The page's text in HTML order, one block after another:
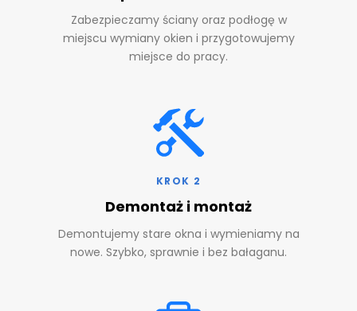
Zabezpieczamy ściany oraz podłogę w
miejscu wymiany okien i przygotowujemy
miejsce do pracy.
KROK 2
Demontaż i montaż
Demontujemy stare okna i wymieniamy na
nowe. Szybko, sprawnie i bez bałaganu.